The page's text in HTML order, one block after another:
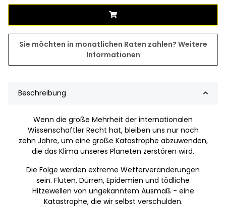
Sie möchten in monatlichen Raten zahlen? Weitere
Informationen
Beschreibung
Wenn die große Mehrheit der internationalen
Wissenschaftler Recht hat, bleiben uns nur noch
zehn Jahre, um eine große Katastrophe abzuwenden,
die das Klima unseres Planeten zerstören wird.
Die Folge werden extreme Wetterveränderungen
sein. Fluten, Dürren, Epidemien und tödliche
Hitzewellen von ungekanntem Ausmaß - eine
Katastrophe, die wir selbst verschulden.